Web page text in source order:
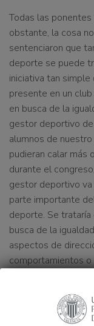
Todas las
obstante, la cosa
sentenciaron que
deporte se puede
iniciativa tan
presente en un
en busca de la
gestor deportivo
alumnos de
pudieran calar más
durante el
gestor deportivo
parte importante
deporte. Se
busca de la
aspectos de
comportamientos
Por último, otra
que es un trabajo